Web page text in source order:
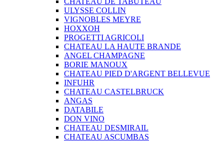
ULYSSE COLLIN
VIGNOBLES MEYRE
HOXXOH
PROGETTI AGRICOLI
CHATEAU LA HAUTE BRANDE
ANGEL CHAMPAGNE
BORIE MANOUX
CHATEAU PIED D'ARGENT BELLEVUE
INFUHR
CHATEAU CASTELBRUCK
ANGAS
DATABILE
DON VINO
CHATEAU DESMIRAIL
CHATEAU ASCUMBAS